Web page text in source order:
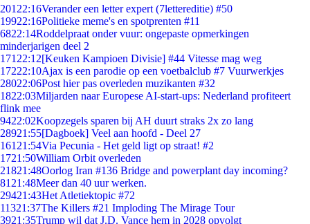
201 22:16Verander een letter expert (7lettereditie) #50
19922:16Politieke meme's en spotprenten #11
6822:14Roddelpraat onder vuur: ongepaste opmerkingen
minderjarigen deel 2
171 22:12[Keuken Kampioen Divisie] #44 Vitesse mag weg
17222:10Ajax is een parodie op een voetbalclub #7 Vuurwerkjes
28022:06Post hier pas overleden muzikanten #32
1822:03Miljarden naar Europese AI-start-ups: Nederland profiteert
flink mee
9422:02Koopzegels sparen bij AH duurt straks 2x zo lang
28921:55[Dagboek] Veel aan hoofd - Deel 27
161 21:54Via Pecunia - Het geld ligt op straat! #2
1721:50William Orbit overleden
21821:48Oorlog Iran #136 Bridge and powerplant day incoming?
81 21:48Meer dan 40 uur werken.
29421:43Het Atletiektopic #72
11321:37The Killers #21 Imploding The Mirage Tour
3921:35Trump wil dat J.D. Vance hem in 2028 opvolgt